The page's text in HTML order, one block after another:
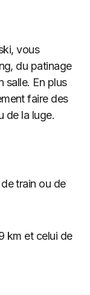
vous
du patinage
salle. En plus
faire des
de la luge.
train ou de
km et celui de